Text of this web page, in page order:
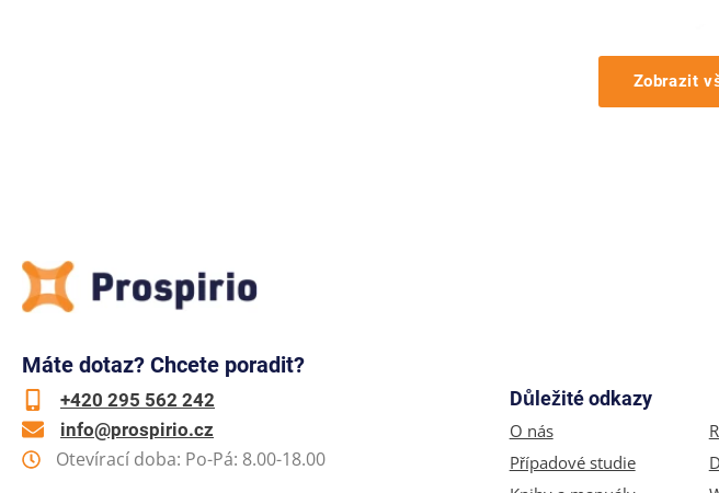
Zobrazit
Máte dotaz? Chcete poradit?
+420 295 562 242
info@prospirio.cz
Otevírací doba: Po-Pá: 8.00-18.00
Důležité odkazy
O nás
Případové studie